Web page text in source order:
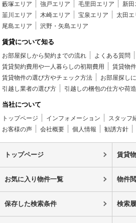
藪塚エリア 強戸エリア 毛里田エリア 新田
韮川エリア
木崎エリア 宝泉エリア 太田エ
尾島エリア
沢野・矢島エリア
賃貸について知る
お部屋探しから契約までの流れ よくある質問
賃貸契約費用や一人暮らしの初期費用
賃貸物
賃貸物件の選び方やチェック方法
お部屋探し
引越し業者の選び方
引越しの梱包の仕方や荷
当社について
トップページ インフォメーション スタッフ
お客様の声
会社概要 個人情報 勧誘方針
トップページ 賃貸
お気に入り物件一覧 物件
保存した検索条件 検索